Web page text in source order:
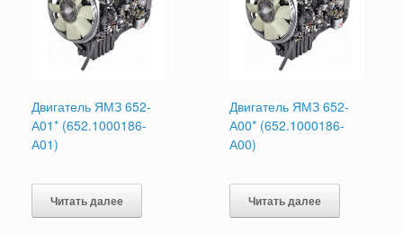
Двигатель ЯМЗ 652-
А01* (652.1000186-
А01)
Читать далее
Двигатель ЯМЗ 652-
А00* (652.1000186-
А00)
Читать далее